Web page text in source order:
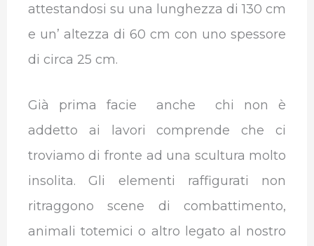
attestandosi su una lunghezza di 130 cm
e un’ altezza di 60 cm con uno spessore
di circa 25 cm.
Già prima facie anche chi non è
addetto ai lavori comprende che ci
troviamo di fronte ad una scultura molto
insolita. Gli elementi raffigurati non
ritraggono scene di combattimento,
animali totemici o altro legato al nostro